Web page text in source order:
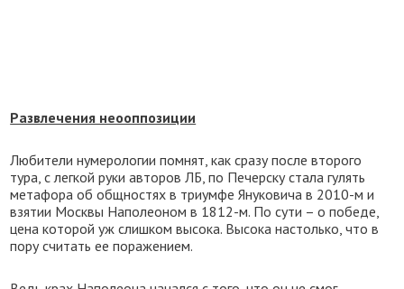
Развлечения неооппозиции
Любители нумерологии помнят, как сразу после второго
тура, с легкой руки авторов ЛБ, по Печерску стала гулять
метафора об общностях в триумфе Януковича в 2010-м и
взятии Москвы Наполеоном в 1812-м. По сути – о победе,
цена которой уж слишком высока. Высока настолько, что в
пору считать ее поражением.